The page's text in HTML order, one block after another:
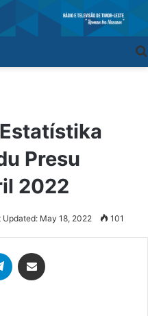
Presu
2022
Updated: May 18, 2022 101